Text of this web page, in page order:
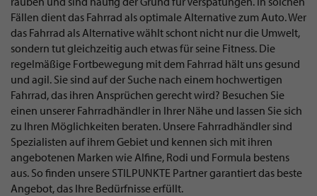
Fällen dient das Fahrrad als optimale Alternative zum Auto. Wer
das Fahrrad als Alternative wählt schont nicht nur die Umwelt,
sondern tut gleichzeitig auch etwas für seine Fitness. Die
regelmäßige Fortbewegung mit dem Fahrrad hält uns gesund
und agil. Sie sind auf der Suche nach einem hochwertigen
Fahrrad, das ihren Ansprüchen gerecht wird? Besuchen Sie
einen unserer Fahrradhändler in Ihrer Nähe und lassen Sie sich
zu Ihren Möglichkeiten beraten. Unsere Fahrradhändler sind
Spezialisten auf ihrem Gebiet und kennen sich mit ihren
angebotenen Marken wie Alfine, Rodi und Formula bestens
aus. So finden unsere STILPUNKTE Partner garantiert das beste
Angebot, das Ihre Bedürfnisse erfüllt.